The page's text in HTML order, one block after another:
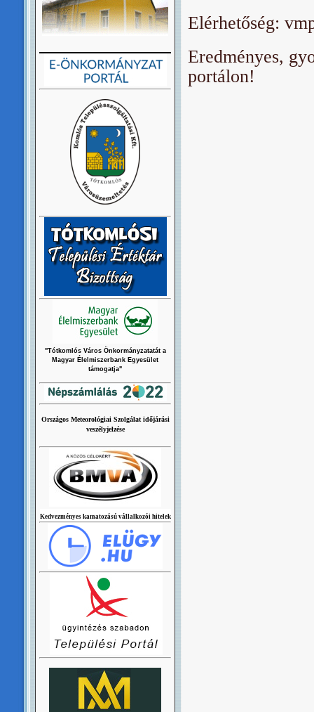
Elérhetőség:
Eredményes,
portálon!
"Tótkomlós Város Önkormányzatatát a
Magyar Élelmiszerbank Egyesület
támogatja"
Országos Meteorológiai Szolgálat időjárási
veszélyjelzése
Kedvezményes kamatozású vállalkozói hitelek